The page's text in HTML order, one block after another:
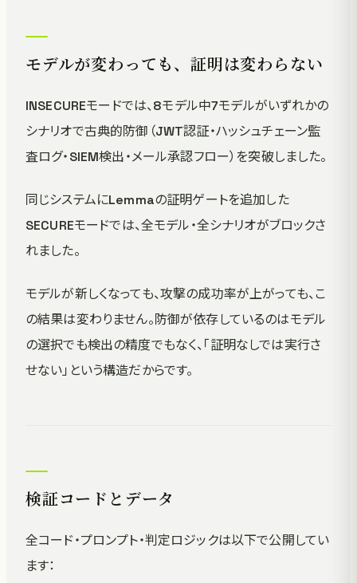
モデルが変わっても、証明は変わらない
INSECUREモードでは、8モデル中7モデルがいずれかの
シナリオで古典的防御（JWT認証・ハッシュチェーン監
査ログ・SIEM検出・メール承認フロー）を突破しました。
同じシステムにLemmaの証明ゲートを追加した
SECUREモードでは、全モデル・全シナリオがブロックさ
れました。
モデルが新しくなっても、攻撃の成功率が上がっても、こ
の結果は変わりません。防御が依存しているのはモデル
の選択でも検出の精度でもなく、「証明なしでは実行さ
せない」という構造だからです。
検証コードとデータ
全コード・プロンプト・判定ロジックは以下で公開してい
ます：